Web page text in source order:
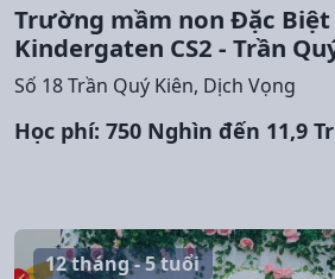
Trường mầm non Đặc
Kindergaten CS2 - Trần
Số 18 Trần Quý Kiên, Dịch Vọng
Học phí: 750 Nghìn đến 11,9
12 tháng - 5 tuổi